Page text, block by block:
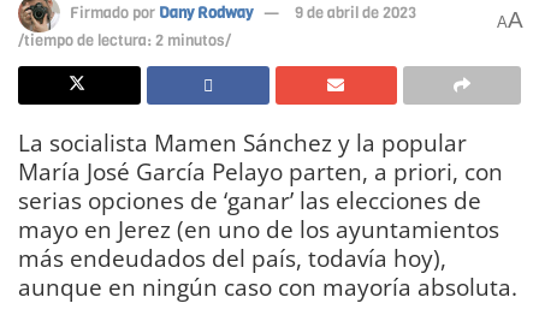
Firmado por Dany Rodway
9 de abril de 2023
/tiempo de lectura: 2 minutos/
AA
La socialista Mamen Sánchez y la popular
María José García Pelayo parten, a priori, con
serias opciones de ‘ganar’ las elecciones de
mayo en Jerez (en uno de los ayuntamientos
más endeudados del país, todavía hoy),
aunque en ningún caso con mayoría absoluta.